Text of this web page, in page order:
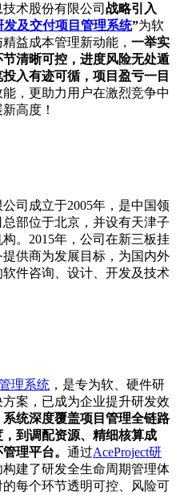
术股份有限公司 战略引入
发及交付项目管理系统”为软
益成本管理新动能， 一举实
清晰可控，进度风险无处遁
入有迹可循，项目盈亏一目
能，更助力用户在激烈竞争中
高度！
司成立于2005年，是中国领
部位于北京，并设有天津子
。2015年，公司在新三板挂
供商为发展目标，为国内外
件咨询、设计、开发及技术
理系统 ，是专为软、硬件研
案，已成为企业提升研发效
系统深度覆盖项目管理全链路
到调配资源、精细核算成
理平台。 通过AceProject研
构建了研发全生命周期管理体
每个环节透明可控、风险可